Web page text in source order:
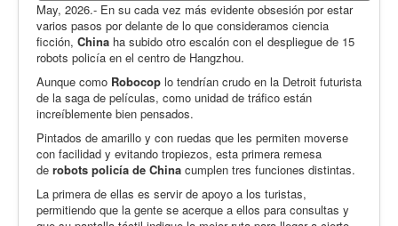
May, 2026.- En su cada vez más evidente obsesión por estar
varios pasos por delante de lo que consideramos ciencia
ficción, China ha subido otro escalón con el despliegue de 15
robots policía en el centro de Hangzhou.
Aunque como Robocop lo tendrían crudo en la Detroit futurista
de la saga de películas, como unidad de tráfico están
increíblemente bien pensados.
Pintados de amarillo y con ruedas que les permiten moverse
con facilidad y evitando tropiezos, esta primera remesa
de robots policía de China cumplen tres funciones distintas.
La primera de ellas es servir de apoyo a los turistas,
permitiendo que la gente se acerque a ellos para consultas y